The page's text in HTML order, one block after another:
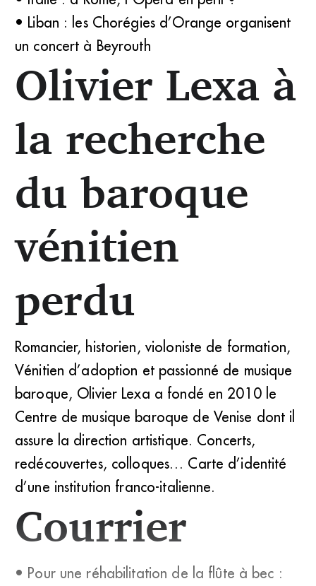
• Liban : les Chorégies d’Orange organisent
un concert à Beyrouth
Olivier Lexa à
la recherche
du baroque
vénitien
perdu
Romancier, historien, violoniste de formation,
Vénitien d’adoption et passionné de musique
baroque, Olivier Lexa a fondé en 2010 le
Centre de musique baroque de Venise dont il
assure la direction artistique. Concerts,
redécouvertes, colloques… Carte d’identité
d’une institution franco-italienne.
Courrier
• Pour une réhabilitation de la flûte à bec :